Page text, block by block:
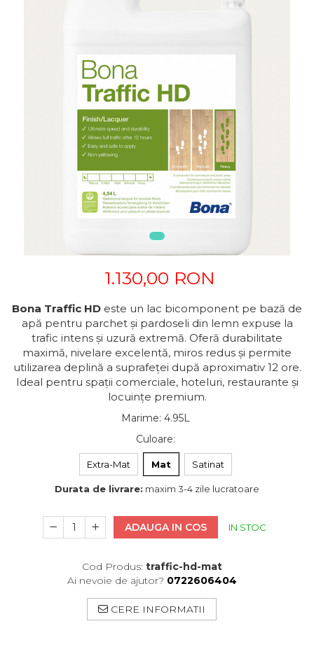
1.130,00 RON
Bona Traffic HD este un lac bicomponent pe bază de
apă pentru parchet și pardoseli din lemn expuse la
trafic intens și uzură extremă. Oferă durabilitate
maximă, nivelare excelentă, miros redus și permite
utilizarea deplină a suprafeței după aproximativ 12 ore.
Ideal pentru spații comerciale, hoteluri, restaurante și
locuințe premium.
Marime: 4.95L
Culoare:
Extra-Mat Mat Satinat
Durata de livrare: maxim 3-4 zile lucratoare
ADAUGA IN COS IN STOC
Cod Produs: traffic-hd-mat
Ai nevoie de ajutor? 0722606404
CERE INFORMATII